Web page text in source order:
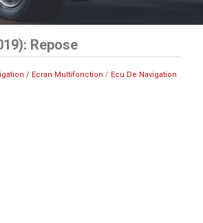
Repose
/ Ecran Multifonction / Ecu De Navigation